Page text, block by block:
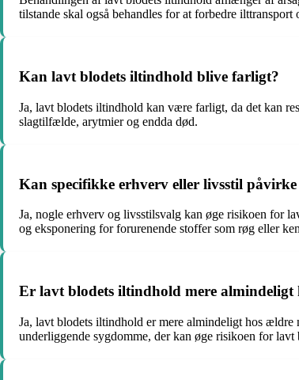
tilstande skal også behandles for at forbedre
Kan lavt blodets iltindhold blive farligt?
Ja, lavt blodets iltindhold kan være farligt, da det kan
slagtilfælde, arytmier og endda død.
Kan specifikke erhverv eller livsstil
Ja, nogle erhverv og livsstilsvalg kan øge risikoen for
og eksponering for forurenende stoffer som røg eller
Er lavt blodets iltindhold mere almindeligt
Ja, lavt blodets iltindhold er mere almindeligt hos
underliggende sygdomme, der kan øge risikoen for